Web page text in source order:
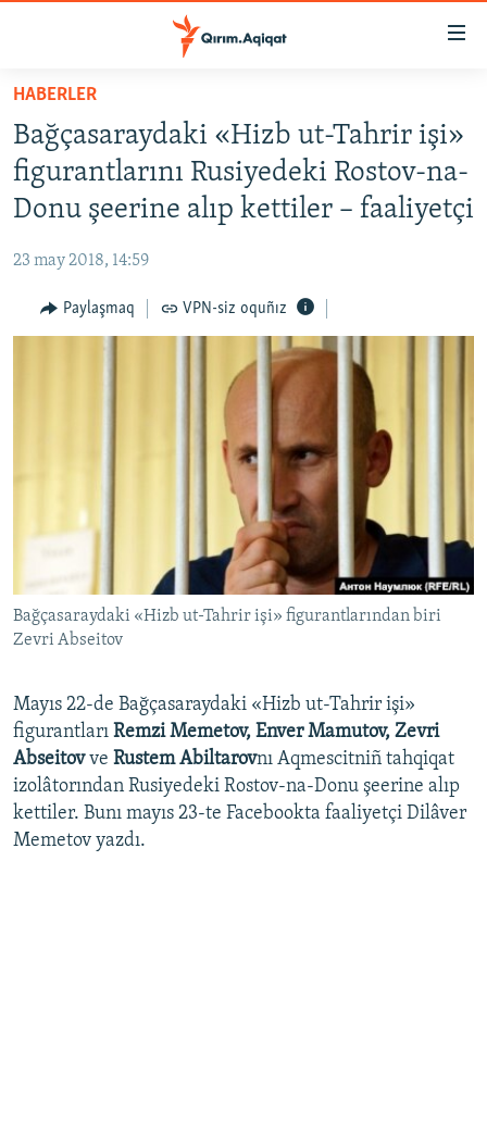
Esas
qaytmaq
Baş
navigatsiyağa
qaytmaq
Qıdıruvğa
qaytmaq
SİYASET
İQTİSADİYAT
MEDENİYET
İNSAN AQLARI
Русский
QOŞULIÑIZ!
RFE/RS bütün saytları
HABERLER
Bağçasaraydaki «Hizb ut-Tahrir işi»
figurantlarını Rusiyedeki Rostov-na-
Donu şeerine alıp kettiler – faaliyetçi
23 may 2018, 14:59
Paylaşmaq VPN-siz oquñız
Bağçasaraydaki «Hizb ut-Tahrir işi» figurantlarından biri
Zevri Abseitov
Mayıs 22-de Bağçasaraydaki «Hizb ut-Tahrir işi»
figurantları Remzi Memetov, Enver Mamutov, Zevri
Abseitovve Rustem Abiltarovnı Aqmescitniñ tahqiqat
izolâtorından Rusiyedeki Rostov-na-Donu şeerine alıp
kettiler. Bunı mayıs 23-te Facebookta faaliyetçi Dilâver
Memetov yazdı.